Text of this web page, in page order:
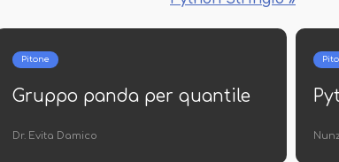
Array di strutture in C ++
Dr. Evita Damico